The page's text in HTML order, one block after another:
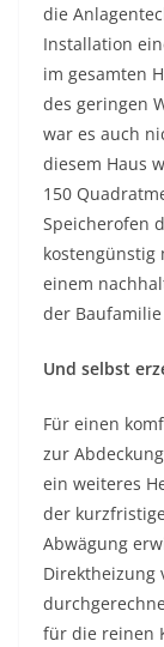
die
Installation
im gesamten
des geringen
war es auch
diesem Haus
150
Speicherofen
kostengünstig
einem
der
Und selbst
Für einen
zur
ein weiteres
der
Abwägung
Direktheizung
für die reinen